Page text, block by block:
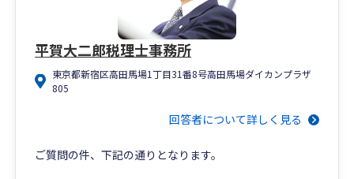
平賀大二郎税理士事務所
東京都新宿区高田馬場1丁目31番8号高田馬場ダイカンプラザ
805
回答者について詳しく見る
ご質問の件、下記の通りとなります。